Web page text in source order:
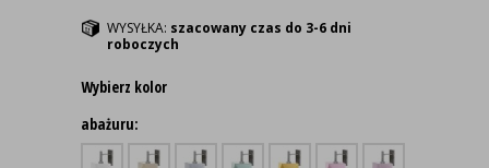
WYSYŁKA: szacowany czas do 3-6 dni
roboczych
Wybierz kolor
abażuru: